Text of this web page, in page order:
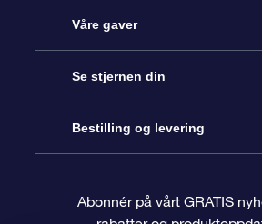
Kundeservice
Kontakt oss
Bloggen
Våre gaver
Online Stjernegave
OSR Gavepakke
Se stjernen din
Star Register
Bestilling og levering
Abonnér på vårt GRATIS